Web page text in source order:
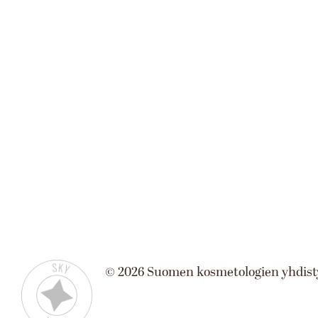
©2026Suomen kosmetologien